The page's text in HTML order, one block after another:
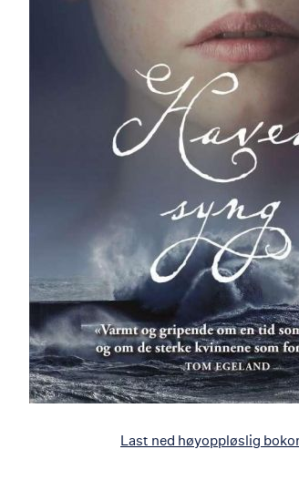
Last ned høyoppløslig